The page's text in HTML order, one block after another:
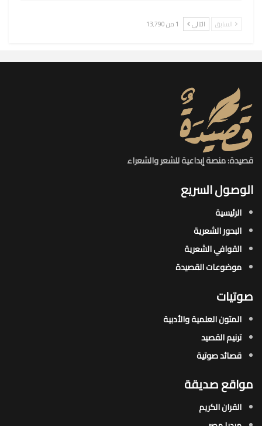
السابق التالي 1 من 13٬790
قصيدة: منصة إبداعية للشعر والشعراء
الوصول السريع
الرئيسية
البحور الشعرية​
القوافي الشعرية​
موضوعات القصيدة​
صوتيات
المتون العلمية والأدبية
ترنيم القصيد
قصائد صوتية
مواقع صديقة
القران الكريم